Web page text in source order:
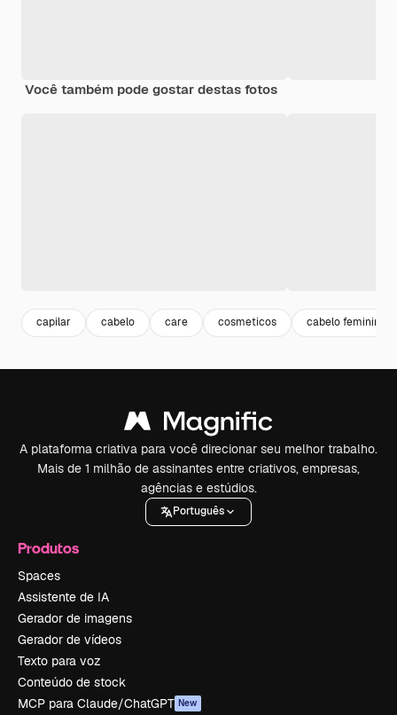
Você também pode gostar destas fotos
capilar cabelo care cosmeticos cabelo feminino
A plataforma criativa para você direcionar seu melhor trabalho.
Mais de 1 milhão de assinantes entre criativos, empresas,
agências e estúdios.
Português
Produtos
Spaces
Assistente de IA
Gerador de imagens
Gerador de vídeos
Texto para voz
Conteúdo de stock
MCP para Claude/ChatGPT New